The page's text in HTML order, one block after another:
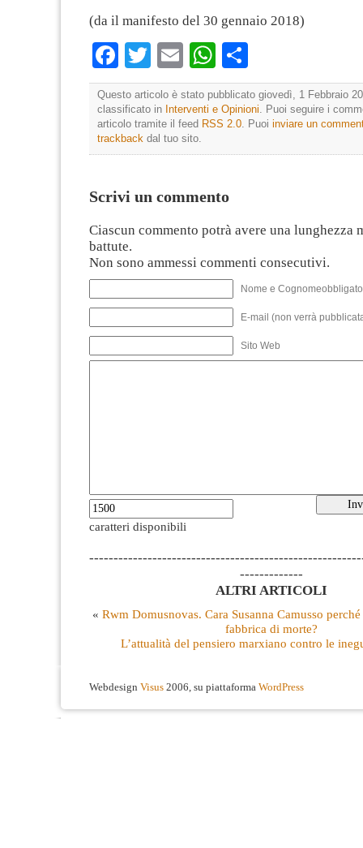
(da il manifesto del 30 gennaio 2018)
Facebook
TwitterEmailWhatsApp
Questo articolo è stato pubblicato giovedì, 1 Febbraio
classificato in Interventi e Opinioni . Puoi seguire i
articolo tramite il feed RSS 2.0 . Puoi inviare un
trackback dal tuo sito.
Scrivi un commento
Ciascun commento potrà avere una lunghezza
battute.
Non sono ammessi commenti consecutivi.
Nome e
E-mail (non verrà
Sito Web
caratteri disponibili
-------------
ALTRI ARTICOLI
« Rwm Domusnovas. Cara Susanna Camusso
fabbrica di morte?
L’attualità del pensiero marxiano contro le
Webdesign Visus 2006, su piattaforma WordPress